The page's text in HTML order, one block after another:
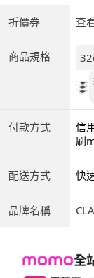
折價券 查
商品規格
付款方式
信
商
刷
配送方式 快
品牌名稱